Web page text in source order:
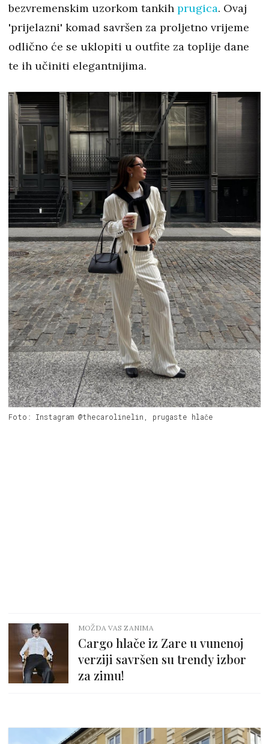
bezvremenskim uzorkom tankih prugica. Ovaj
'prijelazni' komad savršen za proljetno vrijeme
odlično će se uklopiti u outfite za toplije dane
te ih učiniti elegantnijima.
Foto: Instagram @thecarolinelin, prugaste hlače
MOŽDA VAS ZANIMA
Cargo hlače iz Zare u vunenoj
verziji savršen su trendy izbor
za zimu!